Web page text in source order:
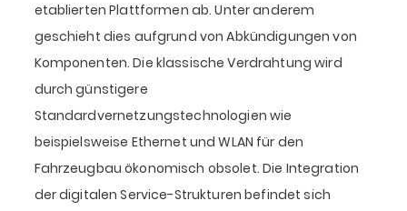
etablierten Plattformen ab. Unter anderem
geschieht dies aufgrund von Abkündigungen von
Komponenten. Die klassische Verdrahtung wird
durch günstigere
Standardvernetzungstechnologien wie
beispielsweise Ethernet und WLAN für den
Fahrzeugbau ökonomisch obsolet. Die Integration
der digitalen Service-Strukturen befindet sich